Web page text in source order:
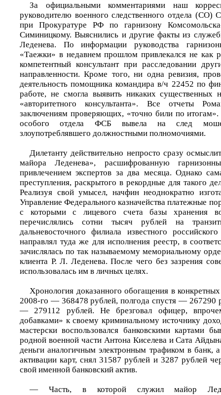
За официальными комментариями наш
руководителю военного следственного отдела (СО)
при Прокуратуре РФ по гарнизону
Симиницкому. Выяснились и другие факты из
Леденева. По информации руководства
«Таежки» в недавнем прошлом привлекался не как
компетентный консультант при расследовании
направленности. Кроме того, ни одна ревизия,
деятельность помощника командира в/ч 22452 по
работе, не смогла выявить никаких существенных
«авторитетного консультанта». Все отчеты
заключениям проверяющих, «точно били по итогам».
особого отдела ФСБ вывела на след
злоупотреблявшего должностными полномочиями.
Дилетанту действительно непросто сразу
майора Леденева», расшифрованную
привлечением экспертов за два месяца. Однако
преступления, раскрытого в рекордные для такого
Реализуя свой умысел, начфин неоднократно
Управление Федерального казначейства платежные
с которыми с лицевого счета базы хранения
перечислялись сотни тысяч рублей на
дальневосточного филиала известного
направлял туда же для исполнения реестр, в
зачислялась по так называемому мемориальному
клиента Р. Л. Леденева. После чего без зазрения
использовалась им в личных целях.
Хронология доказанного обогащения в
2008-го — 368478 рублей, полгода спустя — 267290
— 279112 рублей. Не брезговал офицер,
добавками» к своему криминальному источнику
мастерски воспользовался банковскими картами
родной военной части Антона Киселева и Сата
деньги аналогичным электронным трафиком в банк,
активации карт, снял 31587 рублей и 3287 рублей
свой именной банковский актив.
— Часть, в которой служил майор